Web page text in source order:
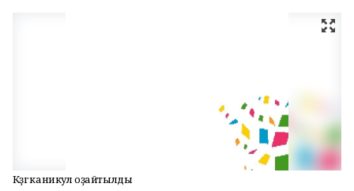
Көҙгө каникул оҙайтылды